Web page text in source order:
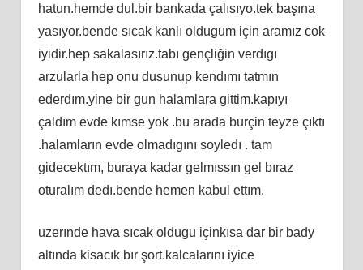
hatun.hemde dul.bir bankada çalısıyo.tek başına
yasıyor.bende sıcak kanlı oldugum için aramız cok
iyidir.hep sakalasırız.tabı gençliğin verdıgı
arzularla hep onu dusunup kendımı tatmın
ederdım.yine bir gun halamlara gittim.kapıyı
çaldım evde kımse yok .bu arada burçin teyze çıktı
.halamların evde olmadıgını soyledı . tam
gidecektım, buraya kadar gelmıssın gel bıraz
oturalım dedı.bende hemen kabul ettım.
uzerınde hava sıcak oldugu içinkısa dar bir bady
altında kisacık bır şort.kalcalarını iyice